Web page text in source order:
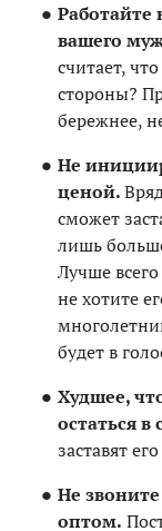
Работайте
вашего
считает,
стороны?
бережнее,
Не
ценой.
сможет
лишь
Лучше
не хотите
будет в
Худшее,
остаться в
заставят
Не
оптом.